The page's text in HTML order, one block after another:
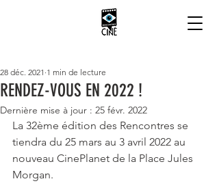
RENDEZ-VOUS EN 2022 !
28 déc. 2021 1 min de lecture
Dernière mise à jour : 25 févr. 2022
La 32ème édition des Rencontres se
tiendra du 25 mars au 3 avril 2022 au
nouveau CinePlanet de la Place Jules
Morgan.